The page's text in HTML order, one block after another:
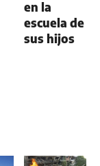
en la
escuela de
sus hijos